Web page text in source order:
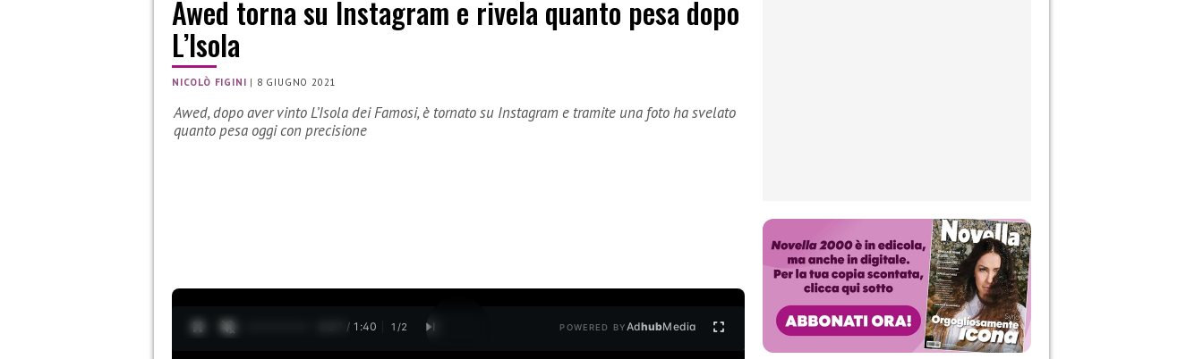
Awed torna su Instagram e rivela quanto pesa dopo
L’Isola
NICOLÒ FIGINI | 8 GIUGNO 2021
Awed, dopo aver vinto L’Isola dei Famosi, è tornato su Instagram e tramite una foto ha svelato
quanto pesa oggi con precisione
0:28 / 1:40 1 /2 POWERED BYAdhubMedia